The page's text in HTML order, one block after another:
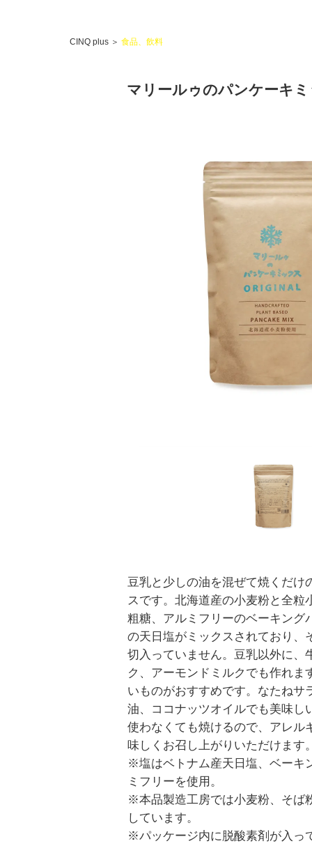
CINQ plus ＞ 食品、飲料
マリールゥのパンケーキ
豆乳と少しの油を混ぜて焼くだけ
スです。北海道産の小麦粉と全粒
粗糖、アルミフリーのベーキング
の天日塩がミックスされており、
切入っていません。豆乳以外に、
ク、アーモンドミルクでも作れま
いものがおすすめです。なたねサ
油、ココナッツオイルでも美味し
使わなくても焼けるので、アレル
味しくお召し上がりいただけます
※塩はベトナム産天日塩、ベーキ
ミフリーを使用。
※本品製造工房では小麦粉、そば
しています。
※パッケージ内に脱酸素剤が入っ